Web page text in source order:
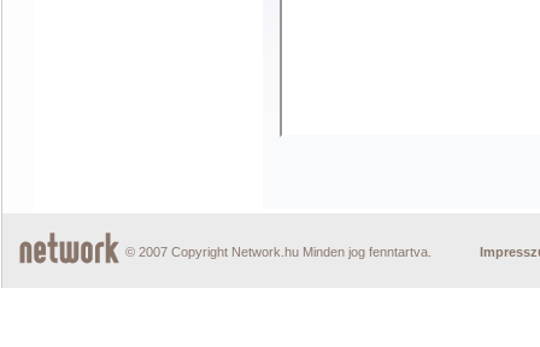
© 2007 Copyright Network.hu Minden jog fenntartva.